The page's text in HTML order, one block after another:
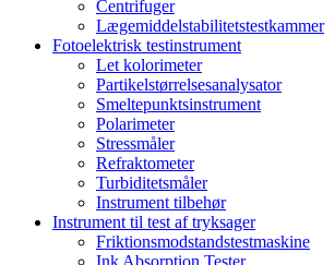
Centrifuger
Lægemiddelstabilitetstestkammer
Fotoelektrisk testinstrument
Let kolorimeter
Partikelstørrelsesanalysator
Smeltepunktsinstrument
Polarimeter
Stressmåler
Refraktometer
Turbiditetsmåler
Instrument tilbehør
Instrument til test af tryksager
Friktionsmodstandstestmaskine
Ink Absorption Tester